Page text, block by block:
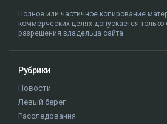
Полное или частичное копирование
коммерческих целях допускается
разрешения владельца сайта.
Рубрики
Новости
Левый берег
Расследования